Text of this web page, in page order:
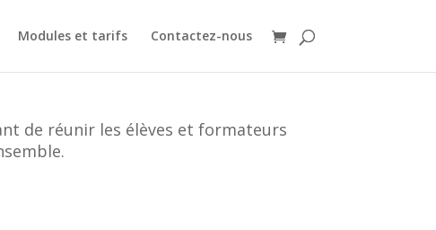
Modules et tarifs Contactez-nous
de réunir les élèves et formateurs